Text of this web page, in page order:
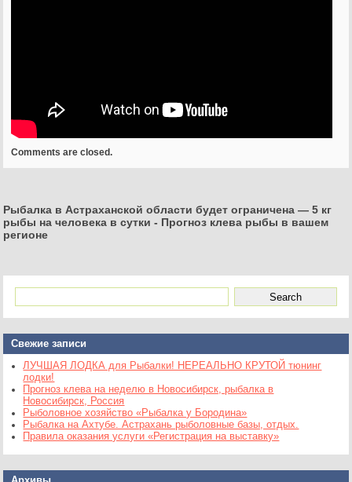
Comments are closed.
Рыбалка в Астраханской области будет ограничена — 5 кг
рыбы на человека в сутки - Прогноз клева рыбы в вашем
регионе
Свежие записи
ЛУЧШАЯ ЛОДКА для Рыбалки! НЕРЕАЛЬНО КРУТОЙ тюнинг
лодки!
Прогноз клева на неделю в Новосибирск, рыбалка в
Новосибирск, Россия
Рыболовное хозяйство «Рыбалка у Бородина»
Рыбалка на Ахтубе. Астрахань рыболовные базы, отдых.
Правила оказания услуги «Регистрация на выставку»